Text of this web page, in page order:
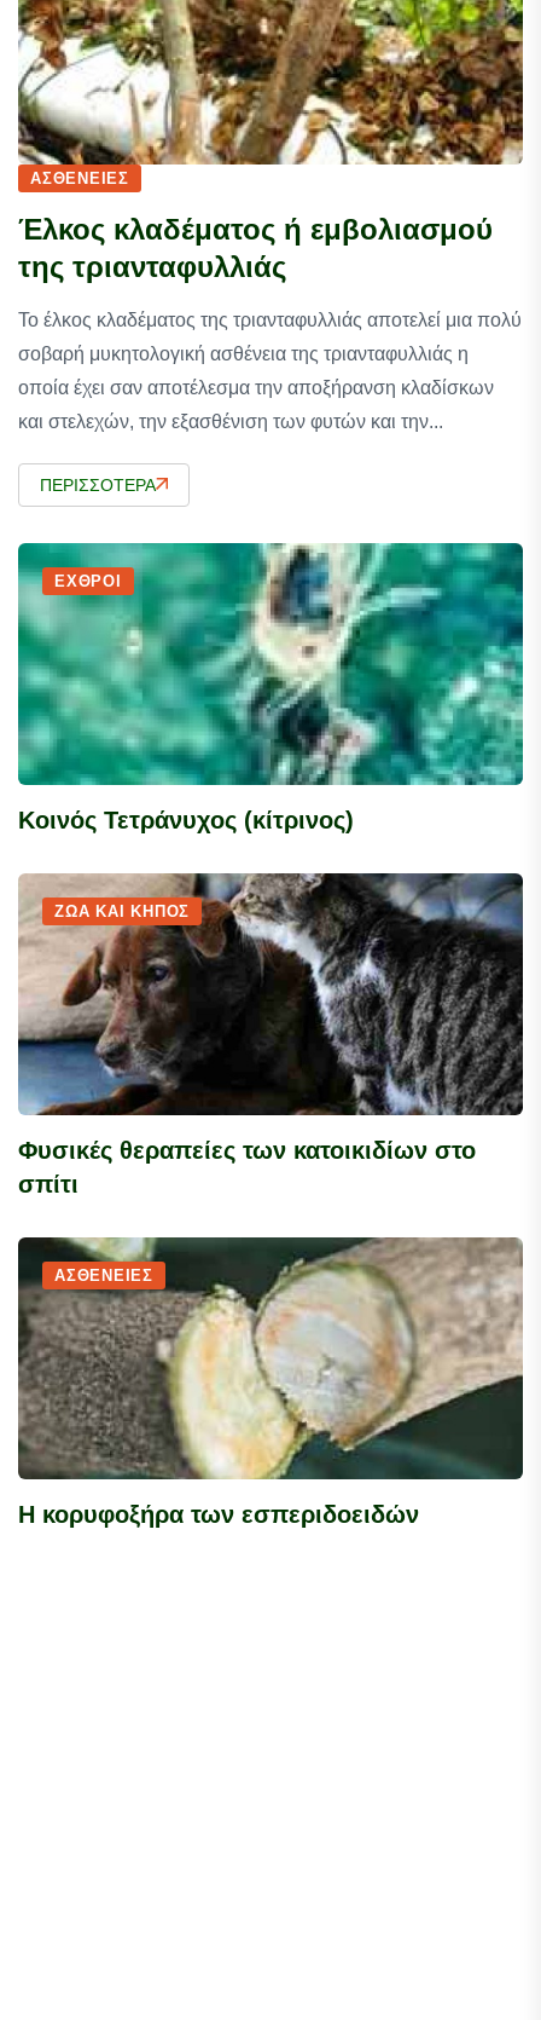
ΑΣΘΈΝΕΙΕΣ
Έλκος κλαδέματος ή εμβολιασμού
της τριανταφυλλιάς
Το έλκος κλαδέματος της τριανταφυλλιάς αποτελεί μια πολύ
σοβαρή μυκητολογική ασθένεια της τριανταφυλλιάς η
οποία έχει σαν αποτέλεσμα την αποξήρανση κλαδίσκων
και στελεχών, την εξασθένιση των φυτών και την...
ΠΕΡΙΣΣΌΤΕΡΑ
ΕΧΘΡΟΊ
Κοινός Τετράνυχος (κίτρινος)
ΖΏΑ ΚΑΙ ΚΉΠΟΣ
Φυσικές θεραπείες των κατοικιδίων στο
σπίτι
ΑΣΘΈΝΕΙΕΣ
Η κορυφοξήρα των εσπεριδοειδών